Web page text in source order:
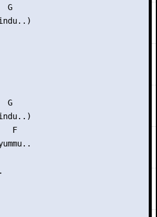
G
G
F